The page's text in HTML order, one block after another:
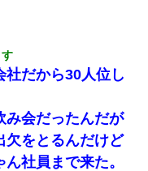
さいあくの人です』と
はあ」→警察に行き、
生活｜ヌルポあんてな
ｗｗ
社だから30人位し
み会だったんだが
欠をとるんだけど
社員まで来た。